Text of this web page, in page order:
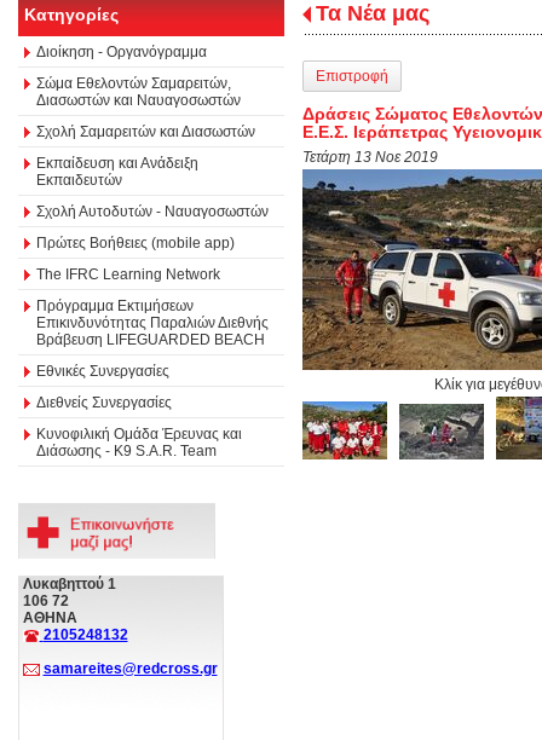
Κατηγορίες
Διοίκηση - Οργανόγραμμα
Σώμα Εθελοντών Σαμαρειτών,
Διασωστών και Ναυαγοσωστών
Σχολή Σαμαρειτών και Διασωστών
Εκπαίδευση και Ανάδειξη
Εκπαιδευτών
Σχολή Αυτοδυτών - Ναυαγοσωστών
Πρώτες Βοήθειες (mobile app)
The IFRC Learning Network
Πρόγραμμα Εκτιμήσεων
Επικινδυνότητας Παραλιών Διεθνής
Βράβευση LIFEGUARDED BEACH
Εθνικές Συνεργασίες
Διεθνείς Συνεργασίες
Κυνοφιλική Ομάδα Έρευνας και
Διάσωσης - Κ9 S.A.R. Team
Λυκαβηττού 1
106 72
ΑΘΗΝΑ
2105248132
samareites@redcross.gr
Τα Νέα μας
Επιστροφή
Δράσεις Σώματος
Ε.Ε.Σ. Ιεράπετρας
Τετάρτη 13 Νοε 2019
Κλίκ για